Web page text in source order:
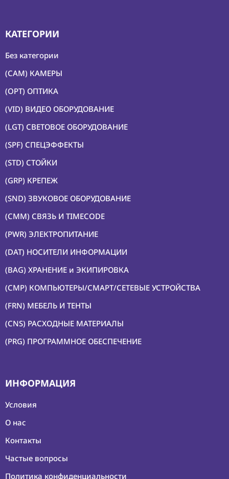
КАТЕГОРИИ
Без категории
(CAM) КАМЕРЫ
(OPT) ОПТИКА
(VID) ВИДЕО ОБОРУДОВАНИЕ
(LGT) СВЕТОВОЕ ОБОРУДОВАНИЕ
(SPF) СПЕЦЭФФЕКТЫ
(STD) СТОЙКИ
(GRP) КРЕПЕЖ
(SND) ЗВУКОВОЕ ОБОРУДОВАНИЕ
(CMM) СВЯЗЬ И TIMECODE
(PWR) ЭЛЕКТРОПИТАНИЕ
(DAT) НОСИТЕЛИ ИНФОРМАЦИИ
(BAG) ХРАНЕНИЕ и ЭКИПИРОВКА
(CMP) КОМПЬЮТЕРЫ/СМАРТ/СЕТЕВЫЕ УСТРОЙСТВА
(FRN) МЕБЕЛЬ И ТЕНТЫ
(CNS) РАСХОДНЫЕ МАТЕРИАЛЫ
(PRG) ПРОГРАММНОЕ ОБЕСПЕЧЕНИЕ
ИНФОРМАЦИЯ
Условия
О нас
Контакты
Частые вопросы
Политика конфиденциальности